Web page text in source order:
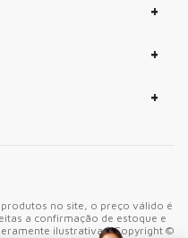
+
+
+
no site, o preço válido é
a confirmação de estoque e
ilustrativas. Copyright ©